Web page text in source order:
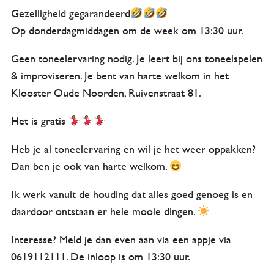
Gezelligheid gegarandeerd
Op donderdagmiddagen om de week om 13:30 uur.
Geen toneelervaring nodig. Je leert bij ons toneelspelen
& improviseren. Je bent van harte welkom in het
Klooster Oude Noorden, Ruivenstraat 81.
Het is gratis
Heb je al toneelervaring en wil je het weer oppakken?
Dan ben je ook van harte welkom.
Ik werk vanuit de houding dat alles goed genoeg is en
daardoor ontstaan er hele mooie dingen.
Interesse? Meld je dan even aan via een appje via
0619112111. De inloop is om 13:30 uur.